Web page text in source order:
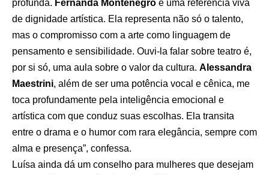
profunda. Fernanda Montenegro é uma referência viva
de dignidade artística. Ela representa não só o talento,
mas o compromisso com a arte como linguagem de
pensamento e sensibilidade. Ouvi-la falar sobre teatro é,
por si só, uma aula sobre o valor da cultura. Alessandra
Maestrini, além de ser uma potência vocal e cênica, me
toca profundamente pela inteligência emocional e
artística com que conduz suas escolhas. Ela transita
entre o drama e o humor com rara elegância, sempre com
alma e presença”, confessa.
Luísa ainda dá um conselho para mulheres que desejam